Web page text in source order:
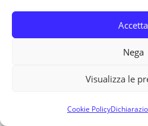
Accetta
Nega
Visualizza le
Cookie Policy
nome
nome
Inserisci